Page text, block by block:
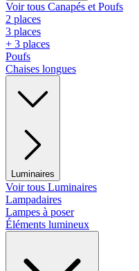
Voir tous Canapés et Poufs
2 places
3 places
+ 3 places
Poufs
Chaises longues
Luminaires
Voir tous Luminaires
Lampadaires
Lampes à poser
Éléments lumineux